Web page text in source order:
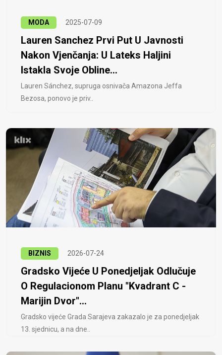
MODA 2025-07-09
Lauren Sanchez Prvi Put U Javnosti
Nakon Vjenčanja: U Lateks Haljini
Istakla Svoje Obline...
Lauren Sánchez, supruga osnivača Amazona Jeffa
Bezosa, ponovo je priv..
BIZNIS 2026-07-24
Gradsko Vijeće U Ponedjeljak Odlučuje
O Regulacionom Planu "Kvadrant C -
Marijin Dvor"...
Gradsko vijeće Grada Sarajeva zakazalo je za ponedjeljak
13. sjednicu, a na dne..